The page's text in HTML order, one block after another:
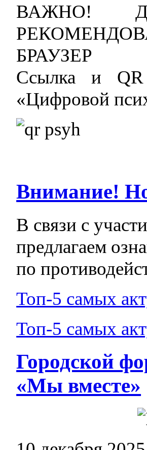
ВАЖНО!
БРАУЗЕР
Ссылка и QR
«Цифровой
Внимание!
В связи с
предлагаем
по
Топ-5 самых
Топ-5 самых
Городской
«Мы вместе»